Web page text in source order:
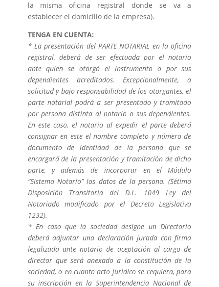
la misma oficina registral donde se va a
establecer el domicilio de la empresa).
TENGA EN CUENTA:
* La presentación del PARTE NOTARIAL en la oficina
registral, deberá de ser efectuada por el notario
ante quien se otorgó el instrumento o por sus
dependientes acreditados. Excepcionalmente, a
solicitud y bajo responsabilidad de los otorgantes, el
parte notarial podrá a ser presentado y tramitado
por persona distinta al notario o sus dependientes.
En este caso, el notario al expedir el parte deberá
consignar en este el nombre completo y número de
documento de identidad de la persona que se
encargará de la presentación y tramitación de dicho
parte, y además de incorporar en el Módulo
“Sistema Notario” los datos de la persona. (Sétima
Disposición Transitoria del D.L. 1049 Ley del
Notariado modificado por el Decreto Legislativo
1232).
* En caso que la sociedad designe un Directorio
deberá adjuntar una declaración jurada con firma
legalizada ante notario de aceptación al cargo de
director que será anexado a la constitución de la
sociedad, o en cuanto acto jurídico se requiera, para
su inscripción en la Superintendencia Nacional de